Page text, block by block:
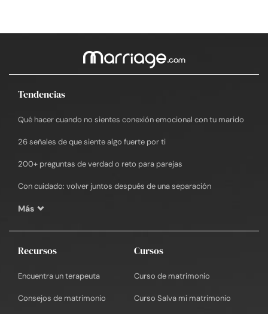
Tendencias
Qué hacer cuando no sientes conexión emocional con tu marido
26 señales de que siente algo fuerte por ti
200+ preguntas de verdad o reto para parejas
Con cuidado: volver juntos después de una separación
Más
Recursos
Encuentra un terapeuta
Consejos de matrimonio
Cursos
Curso de matrimonio
Curso Salva mi matrimonio